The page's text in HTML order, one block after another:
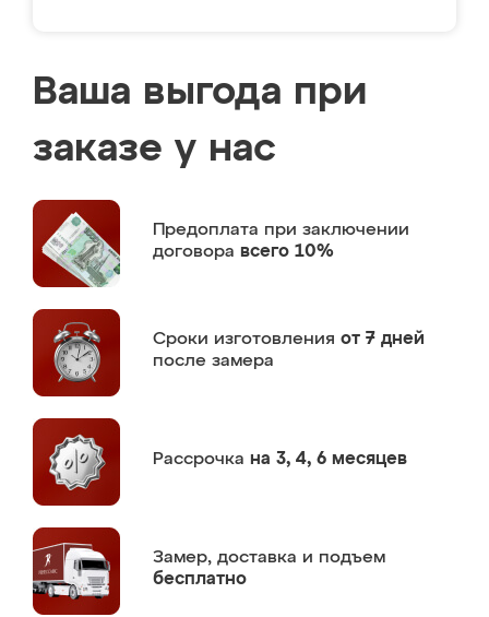
Ваша выгода при
заказе у нас
Предоплата при заключении
договора всего 10%
Сроки изготовления от 7 дней
после замера
Рассрочка на 3, 4, 6 месяцев
Замер, доставка и подъем
бесплатно